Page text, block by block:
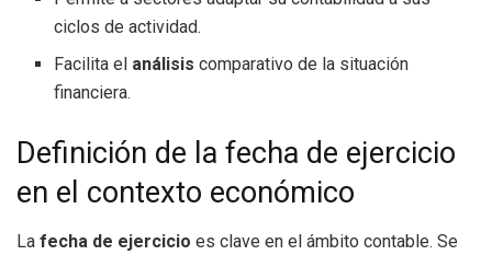
ciclos de actividad.
Facilita el análisis comparativo de la situación
financiera.
Definición de la fecha de ejercicio
en el contexto económico
La fecha de ejercicio es clave en el ámbito contable. Se